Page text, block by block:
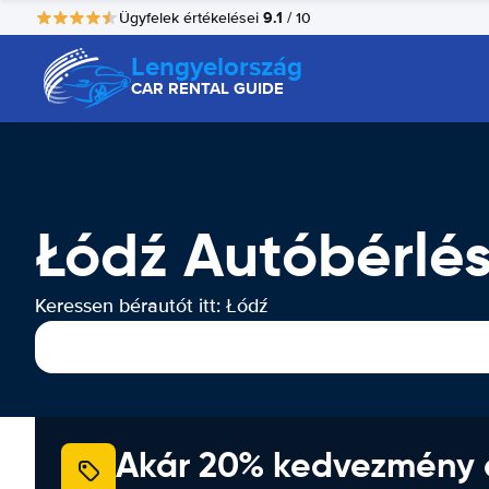
Ügyfelek értékelései 9.1 / 10
Lengyelország
CAR RENTAL GUIDE
Łódź
Keressen bérautót itt: Łódź
Akár 20% kedvezmény